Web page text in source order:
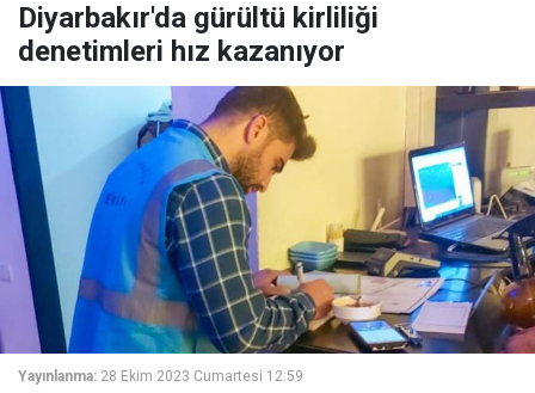
Diyarbakır'da gürültü kirliliği
denetimleri hız kazanıyor
Yayınlanma: 28 Ekim 2023 Cumartesi 12:59